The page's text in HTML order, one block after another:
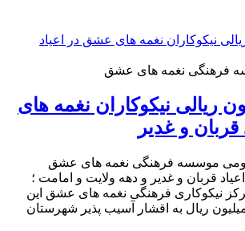
فرهنگی نغمه های عشق
میلیون ریالی نیکوکاران نغمه های
و غدیر
موسسه فرهنگی نغمه های عشق
قربان و غدیر و دهه ولایت و امامت ؛
نیکوکاری فرهنگی نغمه های عشق این
مبلغ ۶۰۰ میلیون ریال به اقشار آسیب پذیر شهرستان